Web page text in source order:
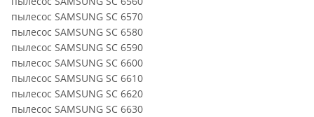
пылесос SAMSUNG SC 6570
пылесос SAMSUNG SC 6580
пылесос SAMSUNG SC 6590
пылесос SAMSUNG SC 6600
пылесос SAMSUNG SC 6610
пылесос SAMSUNG SC 6620
пылесос SAMSUNG SC 6630